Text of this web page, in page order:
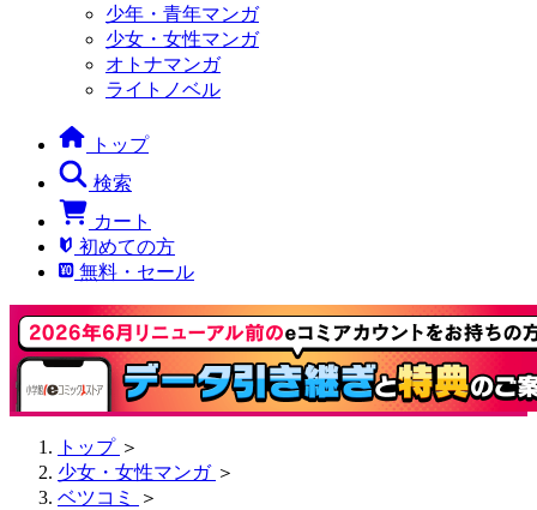
少年・青年マンガ
少女・女性マンガ
オトナマンガ
ライトノベル
トップ
検索
カート
初めての方
無料・セール
トップ ＞
少女・女性マンガ ＞
ベツコミ
＞